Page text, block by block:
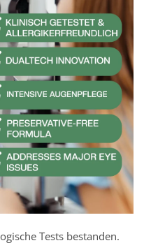
Tests bestanden.